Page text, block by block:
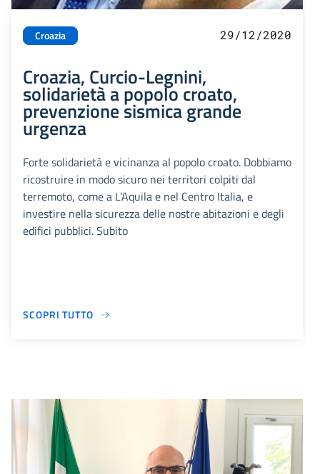
Croazia 29/12/2020
Croazia, Curcio-Legnini,
solidarietà a popolo croato,
prevenzione sismica grande
urgenza
Forte solidarietà e vicinanza al popolo croato. Dobbiamo
ricostruire in modo sicuro nei territori colpiti dal
terremoto, come a L’Aquila e nel Centro Italia, e
investire nella sicurezza delle nostre abitazioni e degli
edifici pubblici. Subito
SCOPRI TUTTO